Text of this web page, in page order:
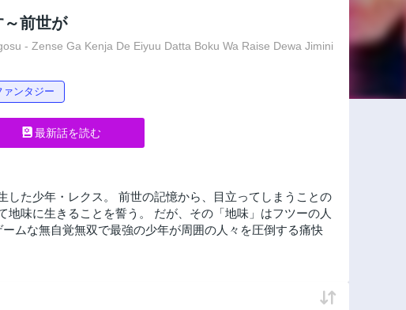
前世が
- Zense Ga Kenja De Eiyuu Datta Boku Wa Raise Dewa Jimini
ァンタジー
最新話を読む
た少年・レクス。 前世の記憶から、目立ってしまうことの
味に生きることを誓う。 だが、その「地味」はフツーの人
ムな無自覚無双で最強の少年が周囲の人々を圧倒する痛快